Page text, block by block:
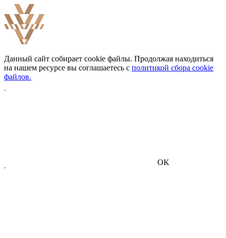
Данный сайт собирает cookie файлы. Продолжая находиться
на нашем ресурсе вы соглашаетесь с политикой сбора cookie
файлов.
OK